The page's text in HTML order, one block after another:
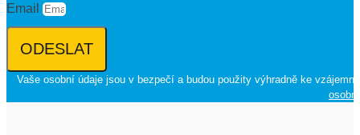
Email
ODESLAT
Vaše osobní údaje jsou v bezpečí a budou použity výhradně ke